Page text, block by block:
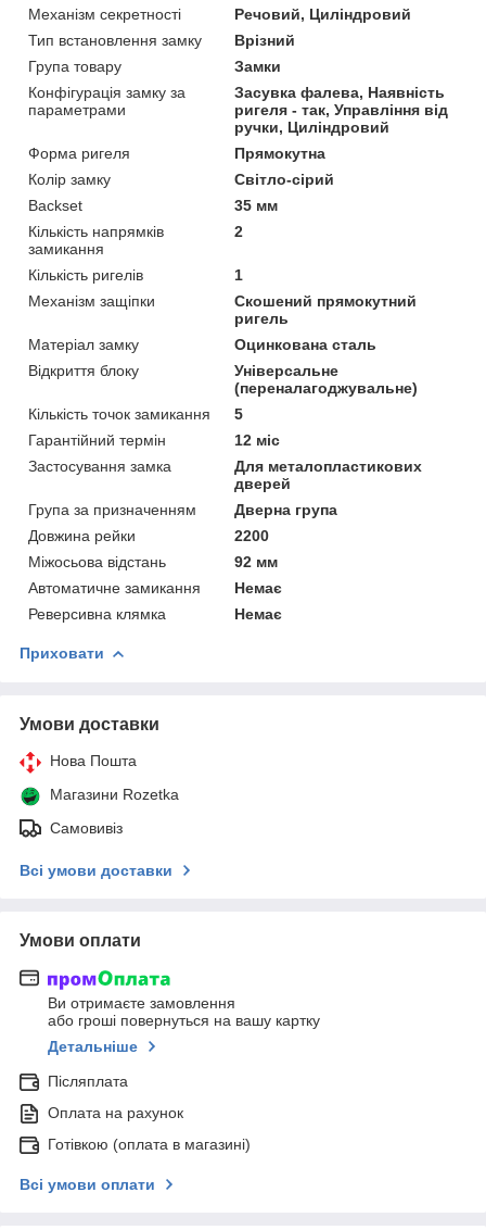
Механізм секретності
Речовий, Циліндровий
Тип встановлення замку
Врізний
Група товару
Замки
Конфігурація замку за
параметрами
Засувка фалева, Наявність
ригеля - так, Управління від
ручки, Циліндровий
Форма ригеля
Прямокутна
Колір замку
Світло-сірий
Backset
35 мм
Кількість напрямків
замикання
2
Кількість ригелів
1
Механізм защіпки
Скошений прямокутний
ригель
Матеріал замку
Оцинкована сталь
Відкриття блоку
Універсальне
(переналагоджувальне)
Кількість точок замикання
5
Гарантійний термін
12 міс
Застосування замка
Для металопластикових
дверей
Група за призначенням
Дверна група
Довжина рейки
2200
Міжосьова відстань
92 мм
Автоматичне замикання
Немає
Реверсивна клямка
Немає
Приховати
Умови доставки
Нова Пошта
Магазини Rozetka
Самовивіз
Всі умови доставки
Умови оплати
Ви отримаєте замовлення
або гроші повернуться на вашу картку
Детальніше
Післяплата
Оплата на рахунок
Готівкою (оплата в магазині)
Всі умови оплати